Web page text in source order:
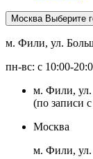
Москва Выберите
м. Фили, ул.
пн-вс: с 10:00-
м. Фили, ул.
(по записи
Москва
м. Фили, ул.